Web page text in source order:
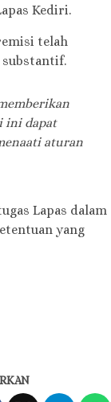
Kediri.
telah
ini dapat
aturan
Lapas dalam
yang